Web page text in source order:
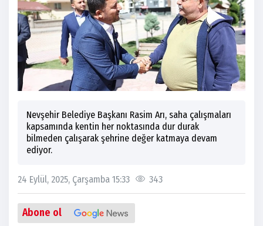
Nevşehir Belediye Başkanı Rasim Arı, saha çalışmaları
kapsamında kentin her noktasında dur durak
bilmeden çalışarak şehrine değer katmaya devam
ediyor.
24 Eylül, 2025, Çarşamba 15:33 343
Abone ol